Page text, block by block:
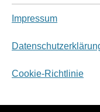
Impressum
Cookie-Richtlinie